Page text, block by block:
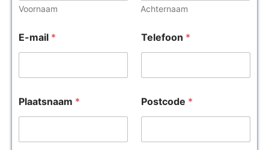
Voornaam Achternaam
E-mail * Telefoon *
Plaatsnaam * Postcode *